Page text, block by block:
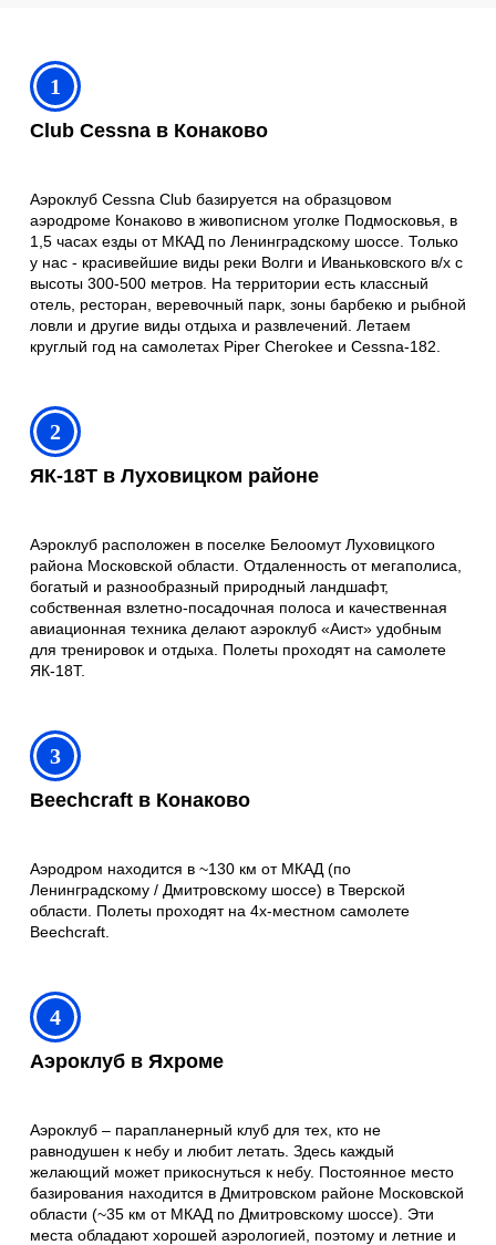
1
Club Cessna в Конаково
Аэроклуб Cessna Club базируется на образцовом
аэродроме Конаково в живописном уголке Подмосковья, в
1,5 часах езды от МКАД по Ленинградскому шоссе. Только
у нас - красивейшие виды реки Волги и Иваньковского в/х с
высоты 300-500 метров. На территории есть классный
отель, ресторан, веревочный парк, зоны барбекю и рыбной
ловли и другие виды отдыха и развлечений. Летаем
круглый год на самолетах Piper Cherokee и Cessna-182.
2
ЯК-18Т в Луховицком районе
Аэроклуб расположен в поселке Белоомут Луховицкого
района Московской области. Отдаленность от мегаполиса,
богатый и разнообразный природный ландшафт,
собственная взлетно-посадочная полоса и качественная
авиационная техника делают аэроклуб «Аист» удобным
для тренировок и отдыха. Полеты проходят на самолете
ЯК-18Т.
3
Beechcraft в Конаково
Аэродром находится в ~130 км от МКАД (по
Ленинградскому / Дмитровскому шоссе) в Тверской
области. Полеты проходят на 4х-местном самолете
Beechcraft.
4
Аэроклуб в Яхроме
Аэроклуб – парапланерный клуб для тех, кто не
равнодушен к небу и любит летать. Здесь каждый
желающий может прикоснуться к небу. Постоянное место
базирования находится в Дмитровском районе Московской
области (~35 км от МКАД по Дмитровскому шоссе). Эти
места обладают хорошей аэрологией, поэтому и летние и